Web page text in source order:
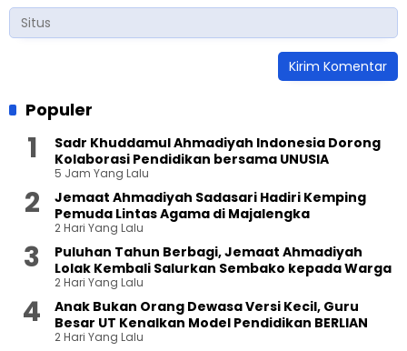
Populer
Sadr Khuddamul Ahmadiyah Indonesia Dorong
Kolaborasi Pendidikan bersama UNUSIA
5 Jam Yang Lalu
Jemaat Ahmadiyah Sadasari Hadiri Kemping
Pemuda Lintas Agama di Majalengka
2 Hari Yang Lalu
Puluhan Tahun Berbagi, Jemaat Ahmadiyah
Lolak Kembali Salurkan Sembako kepada Warga
2 Hari Yang Lalu
Anak Bukan Orang Dewasa Versi Kecil, Guru
Besar UT Kenalkan Model Pendidikan BERLIAN
2 Hari Yang Lalu